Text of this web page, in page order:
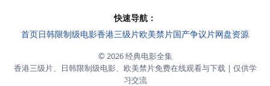
快速导航：
首页日韩限制级电影香港三级片欧美禁片国产争议片网盘资源
© 2026 经典电影全集
香港三级片、日韩限制级电影、欧美禁片免费在线观看与下载 | 仅供学
习交流